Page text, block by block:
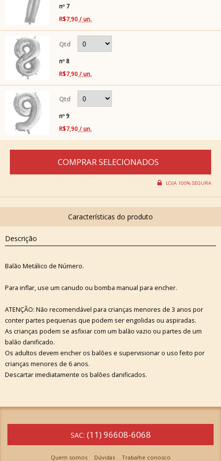
nº 7
R$7,90 / un.
nº 8
R$7,90 / un.
nº 9
R$7,90 / un.
Descrição
Balão Metálico de Número.
Para inflar, use um canudo ou bomba manual para encher.
ATENÇÃO: Não recomendável para crianças menores de 3 anos por
conter partes pequenas que podem ser engolidas ou aspiradas.
As crianças podem se asfixiar com um balão vazio ou partes de um
balão danificado.
Os adultos devem encher os balões e supervisionar o uso feito por
crianças menores de 6 anos.
Descartar imediatamente os balões danificados.
SAC: (11) 96608-6068
Quem somos Dúvidas Trabalhe conosco